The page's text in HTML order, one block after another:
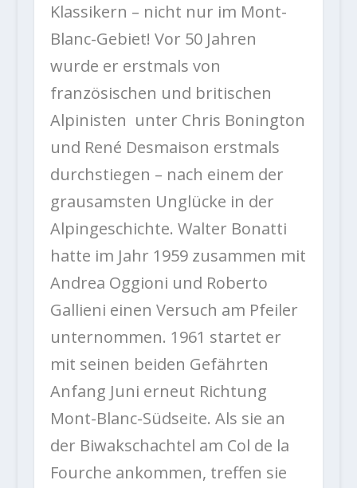
Klassikern – nicht nur im Mont-
Blanc-Gebiet! Vor 50 Jahren
wurde er erstmals von
französischen und britischen
Alpinisten unter Chris Bonington
und René Desmaison erstmals
durchstiegen – nach einem der
grausamsten Unglücke in der
Alpingeschichte. Walter Bonatti
hatte im Jahr 1959 zusammen mit
Andrea Oggioni und Roberto
Gallieni einen Versuch am Pfeiler
unternommen. 1961 startet er
mit seinen beiden Gefährten
Anfang Juni erneut Richtung
Mont-Blanc-Südseite. Als sie an
der Biwakschachtel am Col de la
Fourche ankommen, treffen sie